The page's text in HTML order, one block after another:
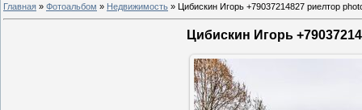
Главная » Фотоальбом » Недвижимость » Цибискин Игорь +79037214827 риелтор
Цибискин Игорь